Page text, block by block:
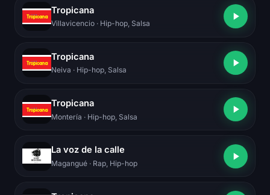
Tropicana
Villavicencio · Hip-hop, Salsa
Tropicana
Neiva · Hip-hop, Salsa
Tropicana
Montería · Hip-hop, Salsa
La voz de la calle
Magangué · Rap, Hip-hop